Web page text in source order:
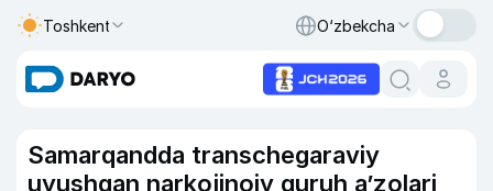
Toshkent O‘zbekcha
Samarqandda transchegaraviy
uyushgan narkojinoiy guruh aʼzolari